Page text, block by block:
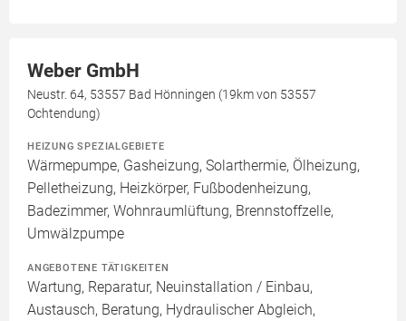
Weber GmbH
Neustr. 64, 53557 Bad Hönningen (19km von 53557
Ochtendung)
HEIZUNG SPEZIALGEBIETE
Wärmepumpe, Gasheizung, Solarthermie, Ölheizung,
Pelletheizung, Heizkörper, Fußbodenheizung,
Badezimmer, Wohnraumlüftung, Brennstoffzelle,
Umwälzpumpe
ANGEBOTENE TÄTIGKEITEN
Wartung, Reparatur, Neuinstallation / Einbau,
Austausch, Beratung, Hydraulischer Abgleich,